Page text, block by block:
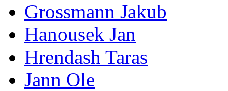
Grossmann Jakub
Hanousek Jan
Hrendash Taras
Jann Ole